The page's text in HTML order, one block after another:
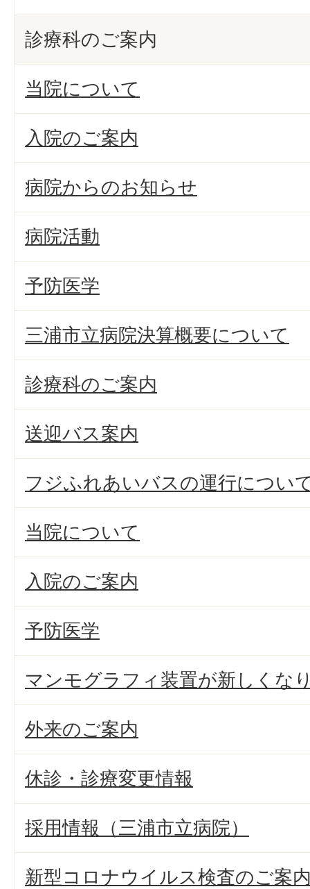
診療科のご案内
当院について
入院のご案内
病院からのお知らせ
病院活動
予防医学
三浦市立病院決算概要について
診療科のご案内
送迎バス案内
フジふれあいバスの運行につい
当院について
入院のご案内
予防医学
マンモグラフィ装置が新しくな
外来のご案内
休診・診療変更情報
採用情報（三浦市立病院）
新型コロナウイルス検査のご案